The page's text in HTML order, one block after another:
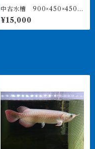
中古水槽 900×450×450ア
クリル水槽 上部濾過セッ
ト
¥15,000